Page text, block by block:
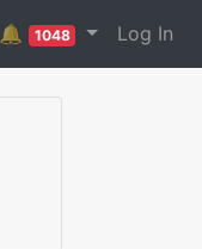
🔔 1048 Log In